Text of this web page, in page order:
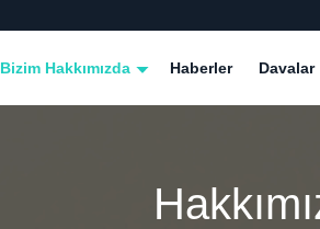
Bizim Hakkımızda Haberler Davalar